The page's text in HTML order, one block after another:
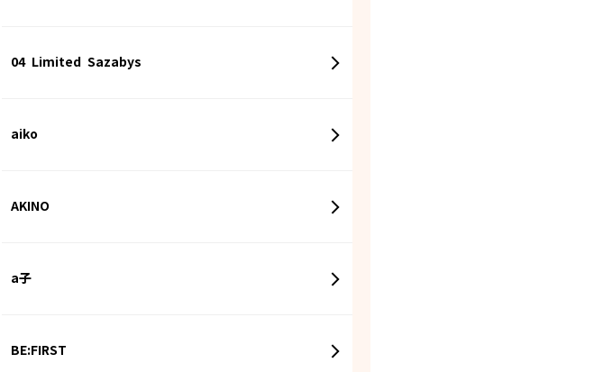
04 Limited Sazabys
aiko
AKINO
a子
BE:FIRST